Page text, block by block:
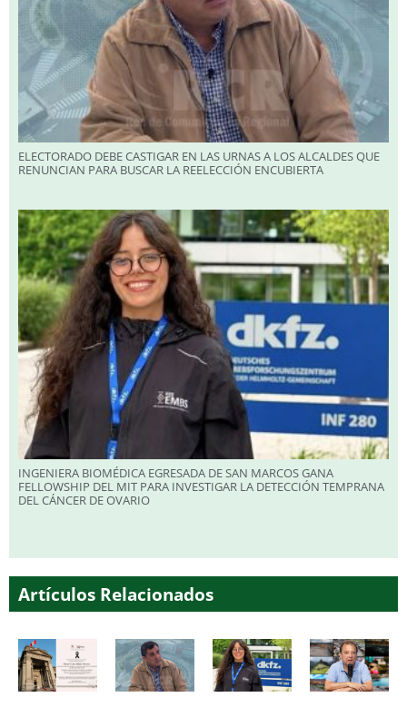
ELECTORADO DEBE CASTIGAR EN LAS URNAS A LOS ALCALDES QUE
RENUNCIAN PARA BUSCAR LA REELECCIÓN ENCUBIERTA
INGENIERA BIOMÉDICA EGRESADA DE SAN MARCOS GANA
FELLOWSHIP DEL MIT PARA INVESTIGAR LA DETECCIÓN TEMPRANA
DEL CÁNCER DE OVARIO
Artículos Relacionados